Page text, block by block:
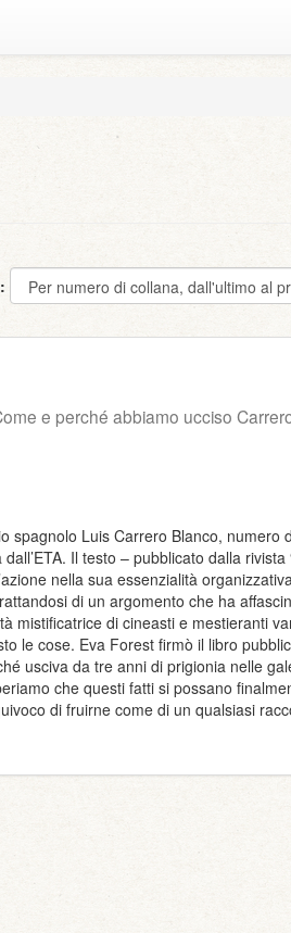
e perché abbiamo ucciso
spagnolo Luis Carrero Blanco, numero
Il testo – pubblicato dalla rivista
nella sua essenzialità
di un argomento che ha
mistificatrice di cineasti e mestieranti
le cose. Eva Forest firmò il libro
usciva da tre anni di prigionia nelle
che questi fatti si possano
di fruirne come di un qualsiasi